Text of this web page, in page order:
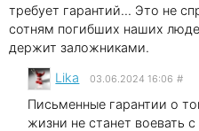
требует гарантий... Это не
сотням погибших наших
держит заложниками.
Lika 03.06.2024 16:06 #
Письменные гарантии о
жизни не станет воевать